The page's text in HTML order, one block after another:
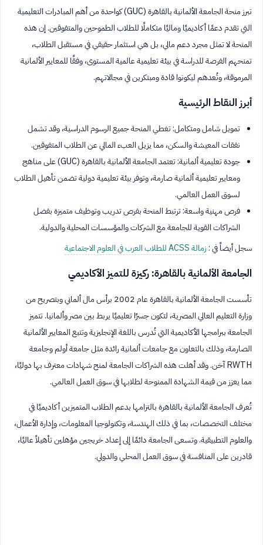
تبرز منحة الجامعة الألمانية بالقاهرة (GUC) كواحدة من أهم المبادرات التعليمية
التي تقدم دعمًا أكاديميًا وماليًا متكاملًا للطلاب الطموحين والمتفوقين. إن هذه
المنحة لا تمثل مجرد دعم مالي، بل هي استثمار حقيقي في مستقبل الطلاب،
تمنحهم الفرصة للدراسة في بيئة تعليمية عالمية المستوى، وفقًا للمعايير الألمانية
المرموقة، وتُعدهم ليكونوا قادة ومبتكرين في مجالاتهم.
أبرز النقاط الرئيسية
تمويل شامل ومتكامل: تغطي المنحة جميع الرسوم الدراسية، وقد تشمل
نفقات المعيشة والسكن، مما يزيل العبء المالي عن الطلاب المتفوقين.
جودة تعليمية ألمانية: تعتمد الجامعة الألمانية بالقاهرة (GUC) على مناهج
ومعايير تعليمية ألمانية صارمة، وتوفر بيئة تعليمية دولية تضمن تأهيل الطلاب
لسوق العمل العالمي.
فرص مهنية واسعة: ترتبط المنحة بفرص تدريب وتوظيف متميزة بفضل
الشراكات القوية للجامعة مع الشركات والمؤسسات المحلية والدولية.
سجل أيضاً في :زمالة ACSS للطلاب العرب في العلوم الاجتماعية
الجامعة الألمانية بالقاهرة: ركيزة للتميز الأكاديمي
تأسست الجامعة الألمانية بالقاهرة عام 2002 برأس مال ألماني وبتصريح من
وزارة التعليم العالي المصرية، لتكون جسرًا تعليميًا يربط بين مصر وألمانيا. تتميز
الجامعة ببرامجها الأكاديمية التي تُدرس باللغة الإنجليزية وتتبع المعايير الألمانية
الصارمة، وذلك بالتعاون مع جامعات ألمانية رائدة مثل جامعة أولم وجامعة
RWTH آخن. وقد أهلت هذه الشراكات الجامعة لمنح شهادات معترف بها دوليًا،
مما يعزز من قيمة الشهادة الممنوحة لطلابها في سوق العمل العالمي.
تُعرف الجامعة الألمانية بالقاهرة بالتزامها بدعم الطلاب المتميزين أكاديميًا في
مختلف التخصصات، بما في ذلك الهندسة، وتكنولوجيا المعلومات، وإدارة الأعمال،
والعلوم التطبيقية. وتسعى الجامعة دائمًا إلى إعداد خريجين مؤهلين تأهيلاً عاليًا،
قادرين على المنافسة في سوق العمل المحلي والدولي.